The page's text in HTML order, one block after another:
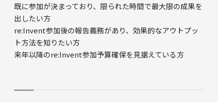
既に参加が決まっており、限られた時間で最大限の成果を
出したい方
re:Invent参加後の報告義務があり、効果的なアウトプッ
ト方法を知りたい方
来年以降のre:Invent参加予算確保を見据えている方